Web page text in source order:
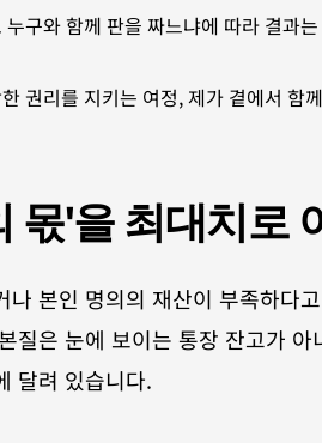
구와 함께 판을 짜느냐에 따라 결과
권리를 지키는 여정, 제가 곁에서 함
몫'을 최대치로
나 본인 명의의 재산이 부족하다
질은 눈에 보이는 통장 잔고가
달려 있습니다.